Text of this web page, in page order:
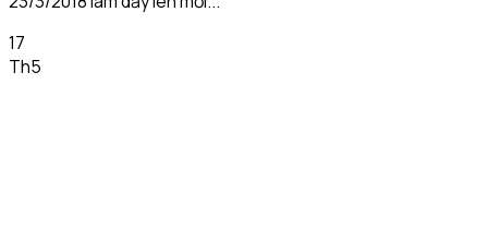
17
Th5